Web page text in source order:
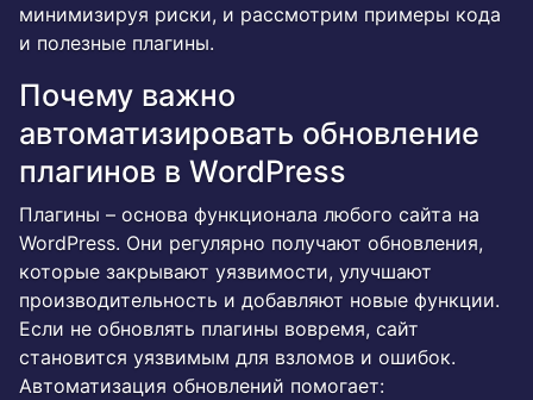
минимизируя риски, и рассмотрим примеры кода
и полезные плагины.
Почему важно
автоматизировать обновление
плагинов в WordPress
Плагины – основа функционала любого сайта на
WordPress. Они регулярно получают обновления,
которые закрывают уязвимости, улучшают
производительность и добавляют новые функции.
Если не обновлять плагины вовремя, сайт
становится уязвимым для взломов и ошибок.
Автоматизация обновлений помогает: